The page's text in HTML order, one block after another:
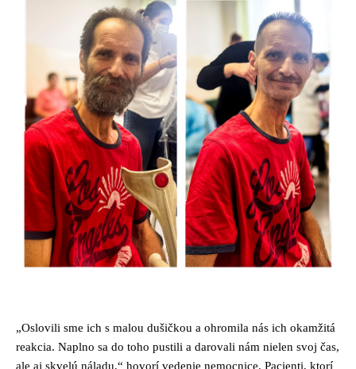
„Oslovili sme ich s malou dušičkou a ohromila nás ich okamžitá
reakcia. Naplno sa do toho pustili a darovali nám nielen svoj čas,
ale aj skvelú náladu,“ hovorí vedenie nemocnice. Pacienti, ktorí